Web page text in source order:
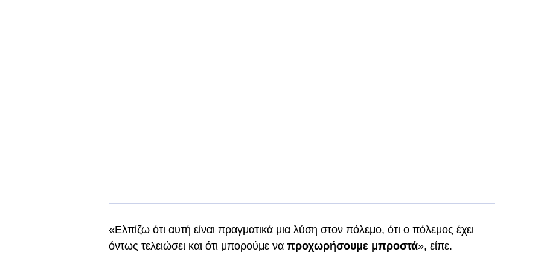
«Ελπίζω ότι αυτή είναι πραγματικά μια λύση στον πόλεμο, ότι ο πόλεμος έχει
όντως τελειώσει και ότι μπορούμε ναπροχωρήσουμε μπροστά», είπε.